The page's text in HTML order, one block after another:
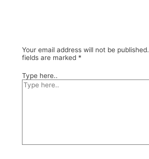
Your email address will not be published.
fields are marked *
Type here..